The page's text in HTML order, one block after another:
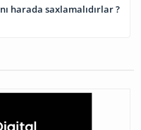
Dövlət qurumları məlumat bazalarını harada saxlamalıdırlar ?